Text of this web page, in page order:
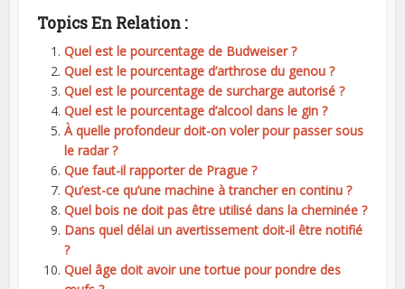
Topics En Relation :
Quel est le pourcentage de Budweiser ?
Quel est le pourcentage d’arthrose du genou ?
Quel est le pourcentage de surcharge autorisé ?
Quel est le pourcentage d’alcool dans le gin ?
À quelle profondeur doit-on voler pour passer sous
le radar ?
Que faut-il rapporter de Prague ?
Qu’est-ce qu’une machine à trancher en continu ?
Quel bois ne doit pas être utilisé dans la cheminée ?
Dans quel délai un avertissement doit-il être notifié
?
Quel âge doit avoir une tortue pour pondre des